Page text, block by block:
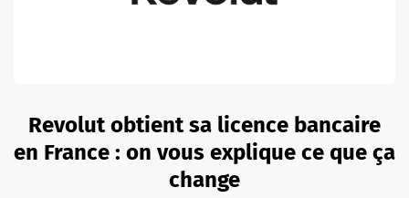
Revolut obtient sa licence bancaire
en France : on vous explique ce que ça
change